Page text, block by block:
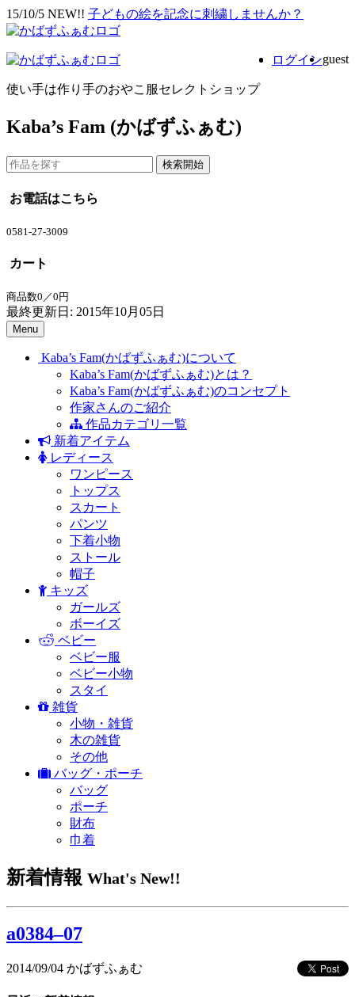
15/10/5 NEW!! 子どもの絵を記念に刺繍しませんか？
guest
ログイン
使い手は作り手のおやこ服セレクトショップ
Kaba’s Fam (かばずふぁむ)
お電話はこちら
0581-27-3009
カート
商品数0／0円
最終更新日: 2015年10月05日
Menu
Kaba’s Fam(かばずふぁむ)について
Kaba’s Fam(かばずふぁむ)とは？
Kaba’s Fam(かばずふぁむ)のコンセプト
作家さんのご紹介
作品カテゴリ一覧
新着アイテム
レディース
ワンピース
トップス
スカート
パンツ
下着小物
ストール
帽子
キッズ
ガールズ
ボーイズ
ベビー
ベビー服
ベビー小物
スタイ
雑貨
小物・雑貨
木の雑貨
その他
バッグ・ポーチ
バッグ
ポーチ
財布
巾着
新着情報 What's New!!
a0384–07
2014/09/04 かばずふぁむ